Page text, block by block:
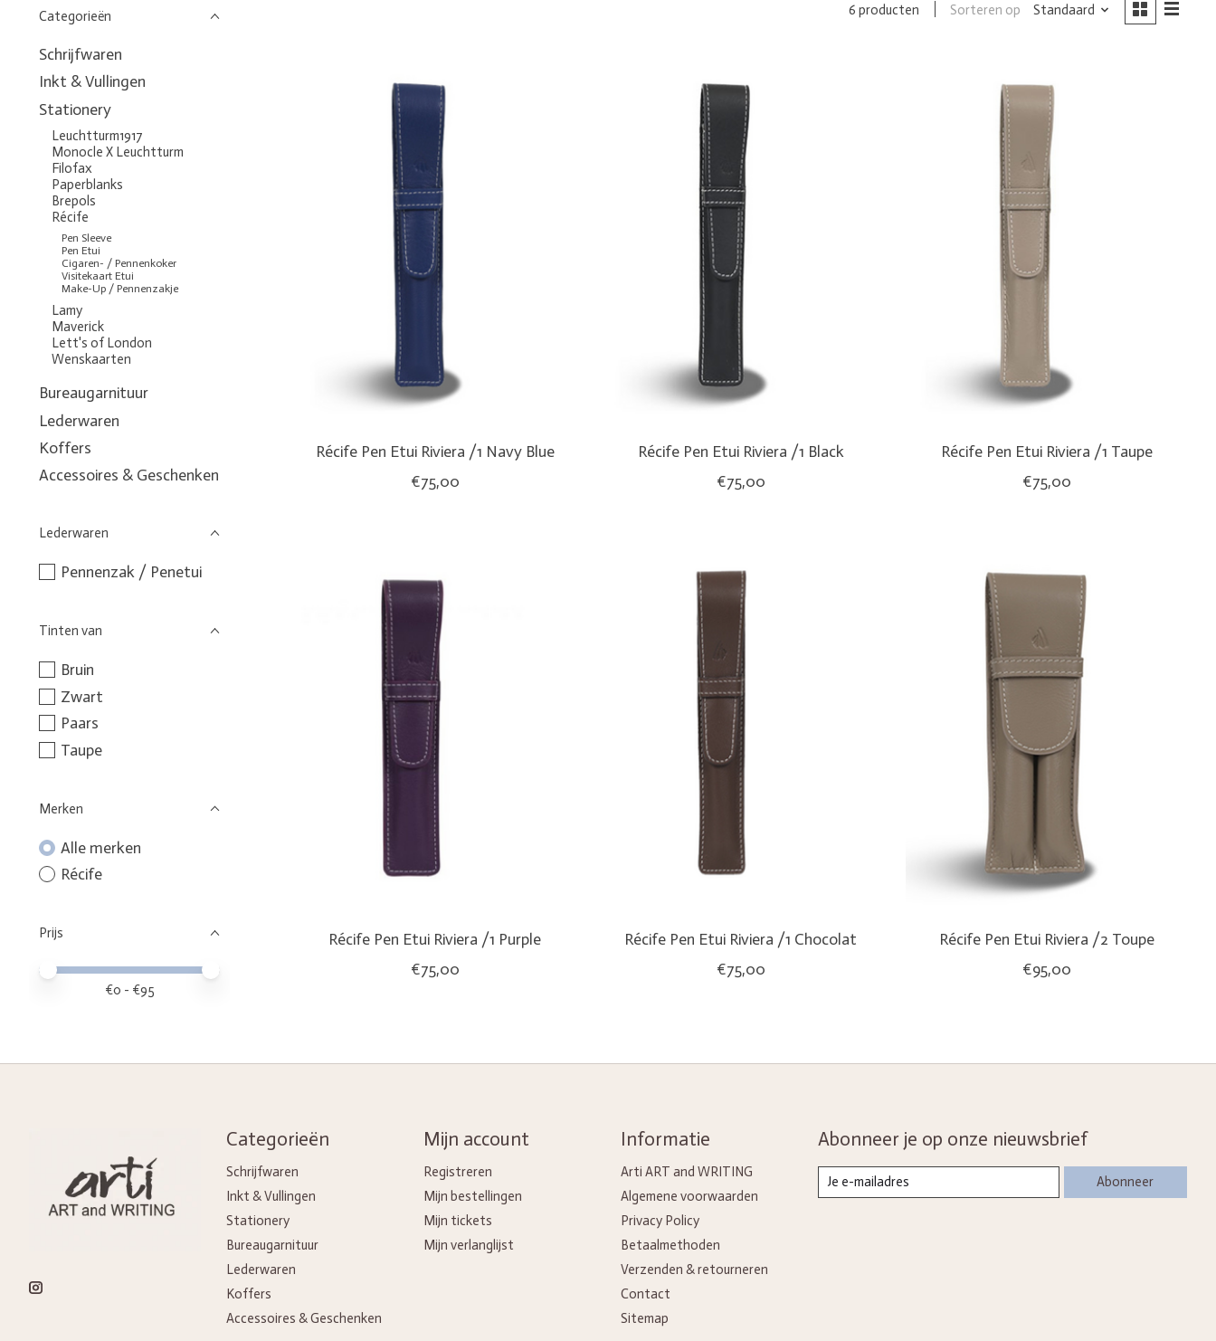
Categorieën
Schrijfwaren
Inkt & Vullingen
Stationery
Leuchtturm1917
Monocle X Leuchtturm
Filofax
Paperblanks
Brepols
Récife
Pen Sleeve
Pen Etui
Cigaren- / Pennenkoker
Visitekaart Etui
Make-Up / Pennenzakje
Lamy
Maverick
Lett's of London
Wenskaarten
Bureaugarnituur
Lederwaren
Koffers
Accessoires & Geschenken
Lederwaren
Pennenzak / Penetui
Tinten van
Bruin
Zwart
Paars
Taupe
Merken
Alle merken
Récife
Prijs
Minimale prijswaarde
Price maximum value
€0 - €95
6 producten Sorteren op Standaard
Récife Pen Etui Riviera /1 Navy Blue
€75,00
Récife Pen Etui Riviera /1 Black
€75,00
Récife Pen Etui Riviera /1 Taupe
€75,00
Récife Pen Etui Riviera /1 Purple
€75,00
Récife Pen Etui Riviera /1 Chocolat
€75,00
Récife Pen Etui Riviera /2 Toupe
€95,00
Categorieën
Schrijfwaren
Inkt & Vullingen
Stationery
Bureaugarnituur
Lederwaren
Koffers
Accessoires & Geschenken
Mijn account
Registreren
Mijn bestellingen
Mijn tickets
Mijn verlanglijst
Informatie
Arti ART and WRITING
Algemene voorwaarden
Privacy Policy
Betaalmethoden
Verzenden & retourneren
Contact
Sitemap
Abonneer je op onze nieuwsbrief
Abonneer